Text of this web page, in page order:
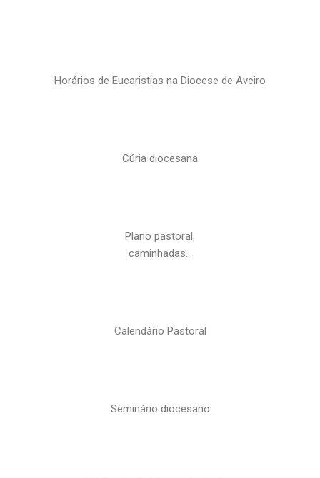
Horários de Eucaristias na Diocese de Aveiro
Cúria diocesana
Plano pastoral,
caminhadas…
Calendário Pastoral
Seminário diocesano